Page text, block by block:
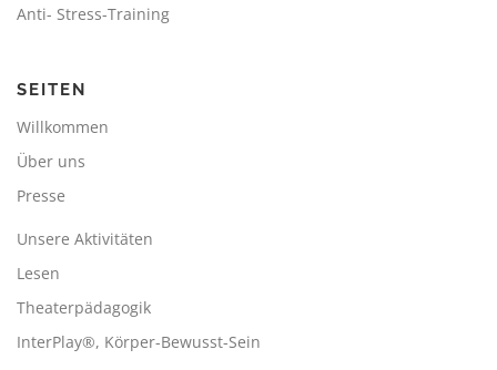
Anti- Stress-Training
SEITEN
Willkommen
Über uns
Presse
Unsere Aktivitäten
Lesen
Theaterpädagogik
InterPlay®, Körper-Bewusst-Sein